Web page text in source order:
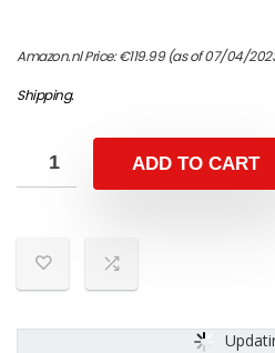
Amazon.nl Price:€119.99(as of 07/04/
Shipping.
ADD TO CART